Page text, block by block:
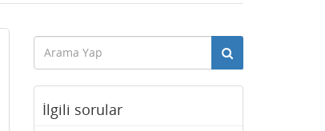
İlgili sorular